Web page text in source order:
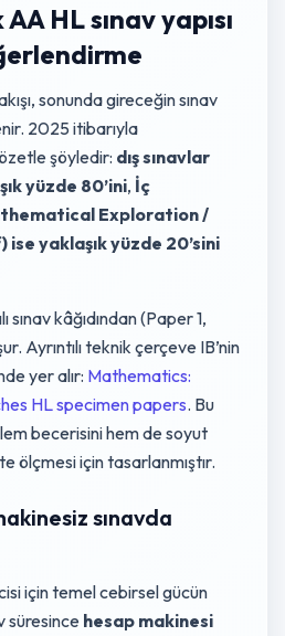
HL sınav yapısı
sonunda gireceğin sınav
2025 itibarıyla
şöyledir: dış sınavlar
yüzde 80’ini, İç
Exploration /
yaklaşık yüzde 20’sini
sınav kâğıdından (Paper 1,
Ayrıntılı teknik çerçeve IB’nin
yer alır: Mathematics:
HL specimen papers. Bu
becerisini hem de soyut
ölçmesi için tasarlanmıştır.
sınavda
için temel cebirsel gücün
süresince hesap makinesi